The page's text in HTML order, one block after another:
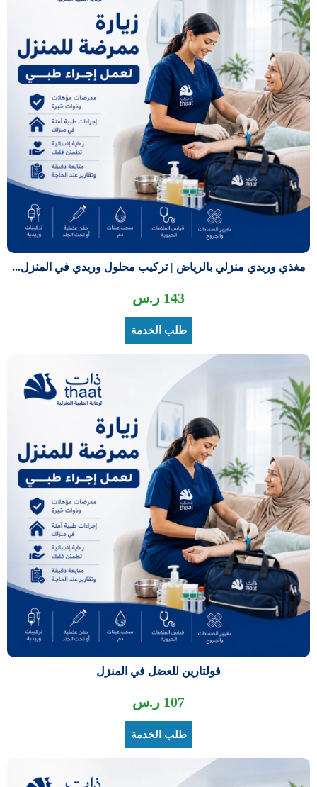
مغذي وريدي منزلي بالرياض | تركيب محلول وريدي في المنزل...
143 ر.س
طلب الخدمة
فولتارين للعضل في المنزل
107 ر.س
طلب الخدمة